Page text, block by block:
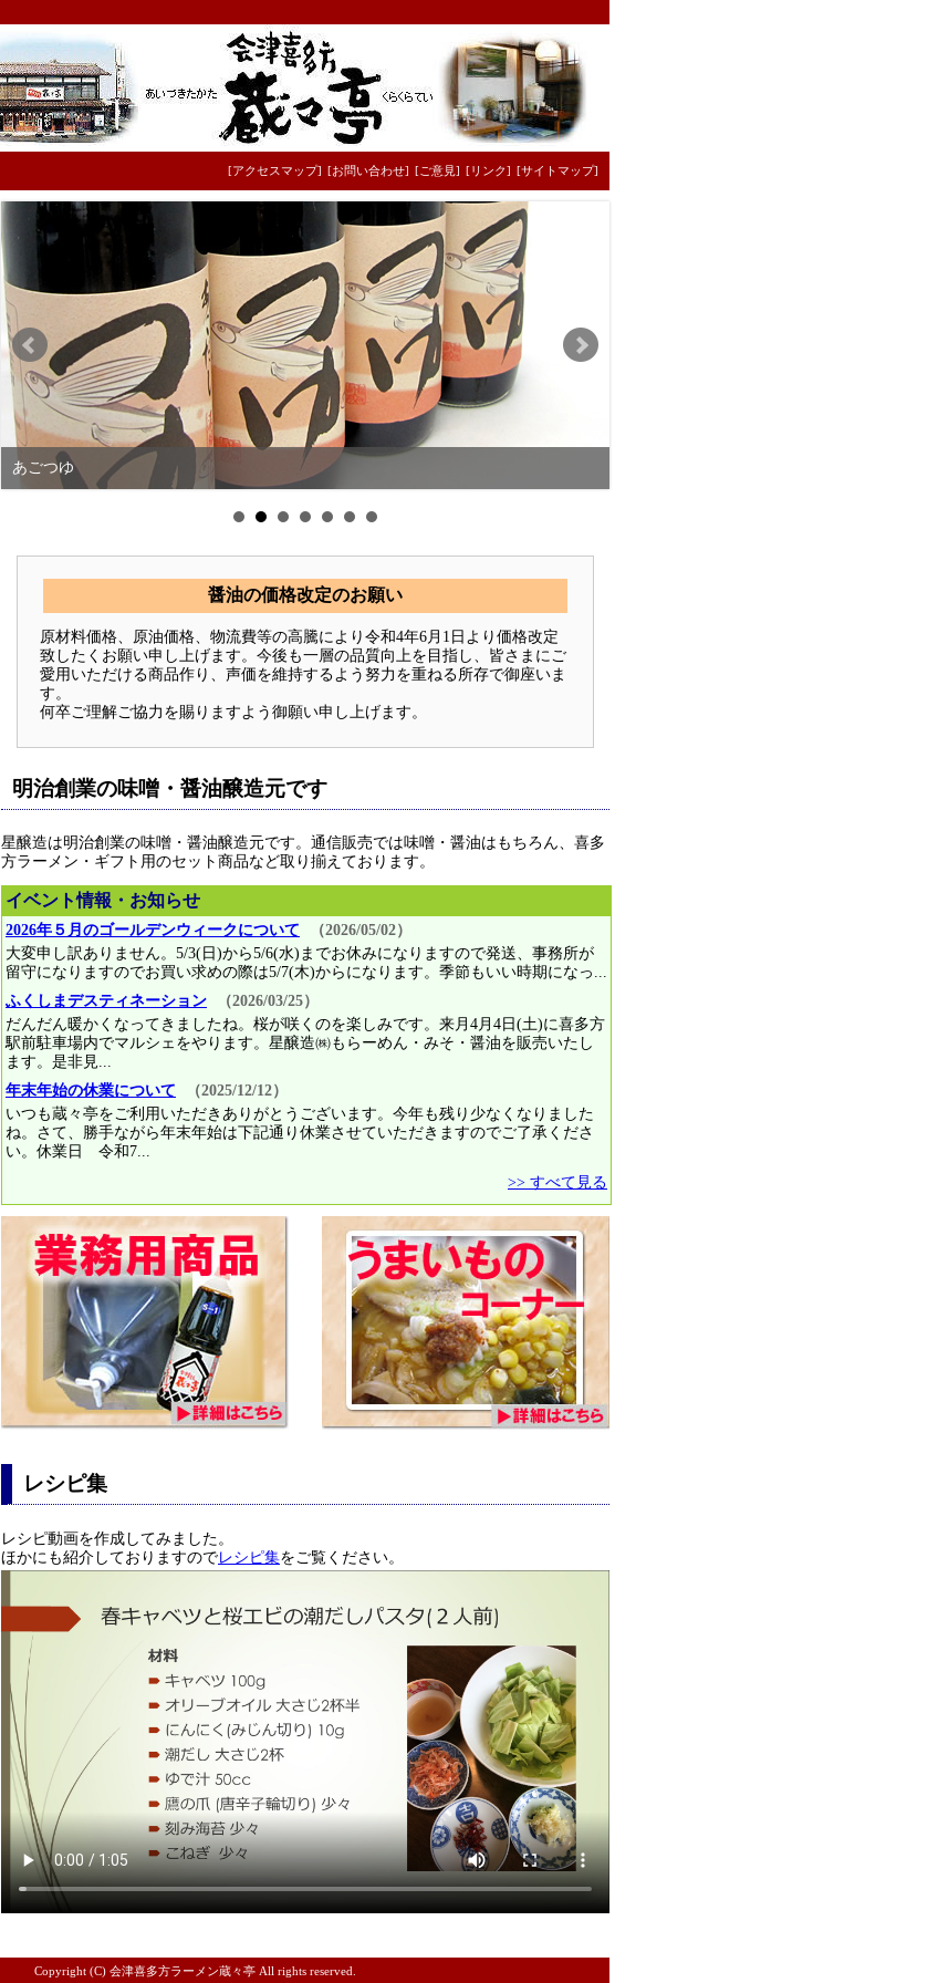
[サイトマップ]
[リンク]
[ご意見]
[お問い合わせ]
[アクセスマップ]
あごつゆ
醤油の価格改定のお願い
原材料価格、原油価格、物流費等の高騰により令和4年6月1日より価格改定
致したくお願い申し上げます。今後も一層の品質向上を目指し、皆さまにご
愛用いただける商品作り、声価を維持するよう努力を重ねる所存で御座いま
す。
何卒ご理解ご協力を賜りますよう御願い申し上げます。
明治創業の味噌・醤油醸造元です
星醸造は明治創業の味噌・醤油醸造元です。通信販売では味噌・醤油はもちろん、喜多
方ラーメン・ギフト用のセット商品など取り揃えております。
イベント情報・お知らせ
2026年５月のゴールデンウィークについて
（2026/05/02）
大変申し訳ありません。5/3(日)から5/6(水)までお休みになりますので発送、事務所が
留守になりますのでお買い求めの際は5/7(木)からになります。季節もいい時期になっ...
ふくしまデスティネーション
（2026/03/25）
だんだん暖かくなってきましたね。桜が咲くのを楽しみです。来月4月4日(土)に喜多方
駅前駐車場内でマルシェをやります。星醸造㈱もらーめん・みそ・醤油を販売いたし
ます。是非見...
年末年始の休業について
（2025/12/12）
いつも蔵々亭をご利用いただきありがとうございます。今年も残り少なくなりました
ね。さて、勝手ながら年末年始は下記通り休業させていただきますのでご了承くださ
い。休業日 令和7...
>> すべて見る
レシピ集
レシピ動画を作成してみました。
ほかにも紹介しておりますのでレシピ集をご覧ください。
Copyright (C) 会津喜多方ラーメン蔵々亭 All rights reserved.